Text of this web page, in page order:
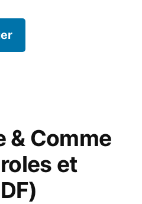
& Comme
et